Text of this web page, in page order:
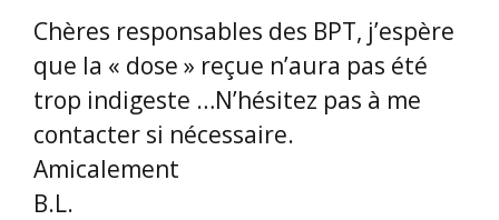
Chères responsables des BPT, j’espère
que la « dose » reçue n’aura pas été
trop indigeste …N’hésitez pas à me
contacter si nécessaire.
Amicalement
B.L.